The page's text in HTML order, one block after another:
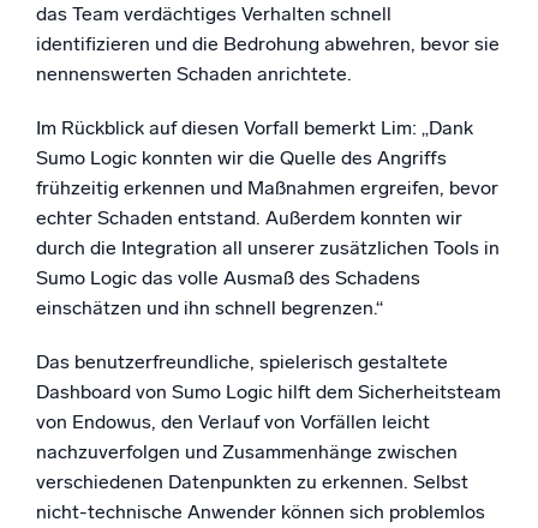
das Team verdächtiges Verhalten schnell
identifizieren und die Bedrohung abwehren, bevor sie
nennenswerten Schaden anrichtete.
Im Rückblick auf diesen Vorfall bemerkt Lim: „Dank
Sumo Logic konnten wir die Quelle des Angriffs
frühzeitig erkennen und Maßnahmen ergreifen, bevor
echter Schaden entstand. Außerdem konnten wir
durch die Integration all unserer zusätzlichen Tools in
Sumo Logic das volle Ausmaß des Schadens
einschätzen und ihn schnell begrenzen.“
Das benutzerfreundliche, spielerisch gestaltete
Dashboard von Sumo Logic hilft dem Sicherheitsteam
von Endowus, den Verlauf von Vorfällen leicht
nachzuverfolgen und Zusammenhänge zwischen
verschiedenen Datenpunkten zu erkennen. Selbst
nicht-technische Anwender können sich problemlos